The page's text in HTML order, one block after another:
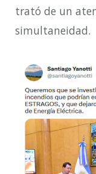
trató de un
simultaneidad.